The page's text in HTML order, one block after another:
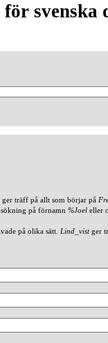
svenska
ger träff på allt som börjar på
på förnamn %Joel eller
på olika sätt. Lind_vistger